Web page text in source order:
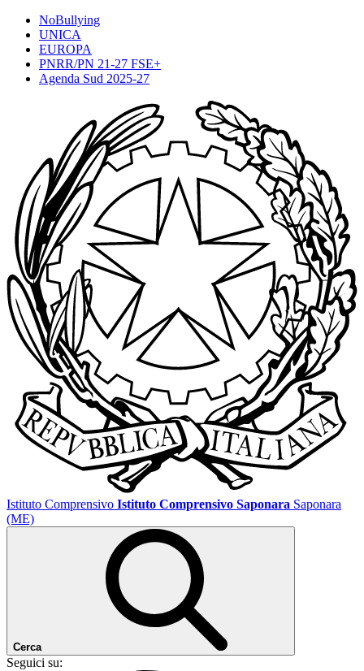
NoBullying
UNICA
EUROPA
PNRR/PN 21-27 FSE+
Agenda Sud 2025-27
Istituto Comprensivo Istituto Comprensivo Saponara Saponara
(ME)
Cerca
Seguici su: